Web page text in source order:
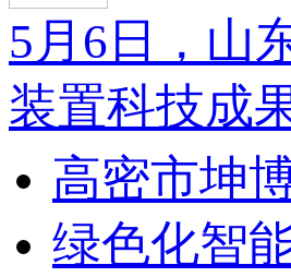
5月6日，山
装置科技成
高密市坤
绿色化智